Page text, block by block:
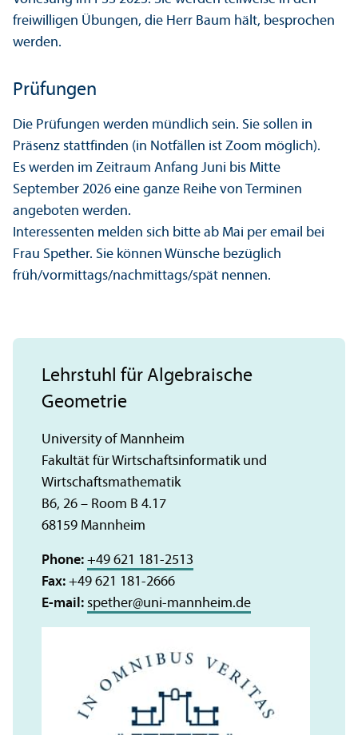
freiwilligen Übungen, die Herr Baum hält, besprochen
werden.
Prüfungen
Die Prüfungen werden mündlich sein. Sie sollen in
Präsenz stattfinden (in Notfällen ist Zoom möglich).
Es werden im Zeitraum Anfang Juni bis Mitte
September 2026 eine ganze Reihe von Terminen
angeboten werden.
Interessenten melden sich bitte ab Mai per email bei
Frau Spether. Sie können Wünsche bezüglich
früh/vormittags/nachmittags/spät nennen.
Lehrstuhl für Algebraische
Geometrie
University of Mannheim
Fakultät für Wirtschaftsinformatik und
Wirtschaftsmathematik
B6, 26 – Room B 4.17
68159 Mannheim
Phone: +49 621 181-2513
Fax: +49 621 181-2666
E-mail: spether@uni-mannheim.de